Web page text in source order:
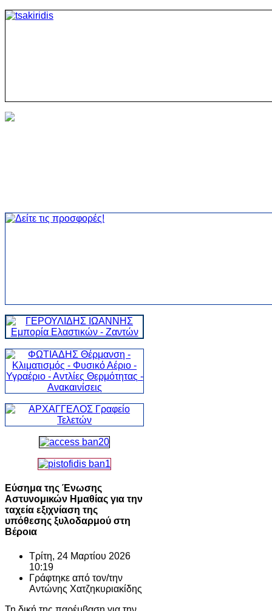
Εύσημα της Ένωσης
Αστυνομικών Ημαθίας για την
ταχεία εξιχνίαση της
υπόθεσης ξυλοδαρμού στη
Βέροια
Τρίτη, 24 Μαρτίου 2026
10:19
Γράφτηκε από τον/την
Αντώνης Χατζηκυριακίδης